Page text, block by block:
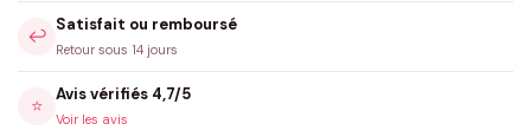
↩️
Satisfait ou remboursé
Retour sous 14 jours
⭐
Avis vérifiés 4,7/5
Voir les avis